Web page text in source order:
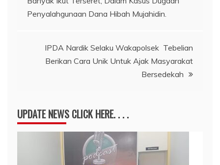
pos
Penyalahgunaan Dana Hibah Mujahidin.
IPDA Nardik Selaku Wakapolsek Tebelian
Berikan Cara Unik Untuk Ajak Masyarakat
Bersedekah
UPDATE NEWS CLICK HERE. . . .